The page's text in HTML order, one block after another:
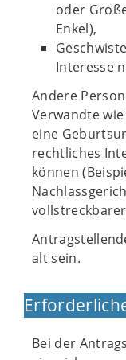
oder
Enkel),
Interesse
Andere
Verwandte
eine
rechtliches
können
alt sein.
Bei der